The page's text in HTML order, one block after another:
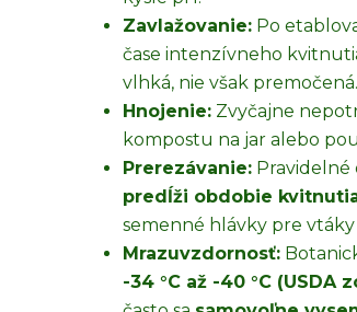
Zavlažovanie: Po
čase intenzívneho
vlhká, nie však premočená.
Hnojenie: Zvyčajne
kompostu na jar alebo
Prerezávanie: Pravidelné
predĺži obdobie
semenné hlávky pre
Mrazuvzdornosť:
-34 °C až -40 °C (USDA